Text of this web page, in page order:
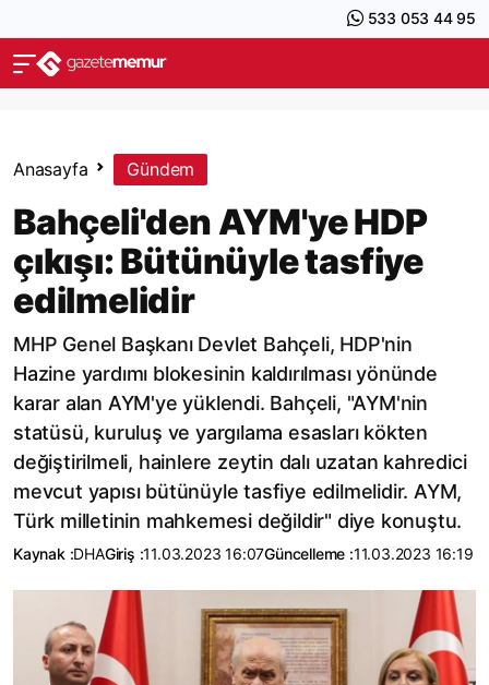
533 053 44 95
Anasayfa Gündem
Bahçeli'den AYM'ye HDP
çıkışı: Bütünüyle tasfiye
edilmelidir
MHP Genel Başkanı Devlet Bahçeli, HDP'nin
Hazine yardımı blokesinin kaldırılması yönünde
karar alan AYM'ye yüklendi. Bahçeli, "AYM'nin
statüsü, kuruluş ve yargılama esasları kökten
değiştirilmeli, hainlere zeytin dalı uzatan kahredici
mevcut yapısı bütünüyle tasfiye edilmelidir. AYM,
Türk milletinin mahkemesi değildir" diye konuştu.
Kaynak :DHAGiriş :11.03.2023 16:07Güncelleme :11.03.2023 16:19